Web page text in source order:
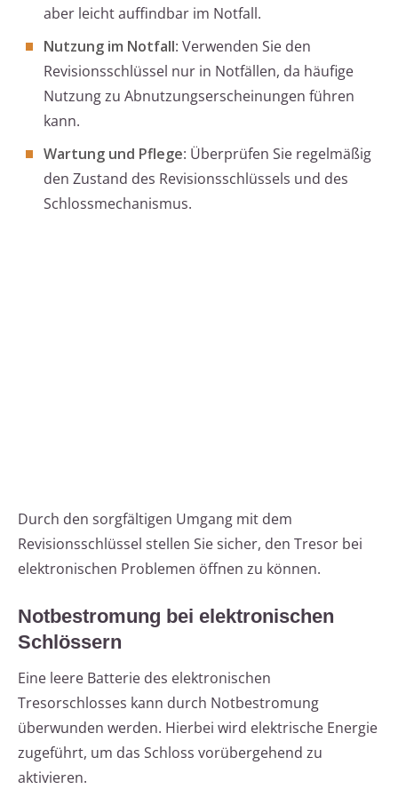
aber leicht auffindbar im Notfall.
Nutzung im Notfall: Verwenden Sie den
Revisionsschlüssel nur in Notfällen, da häufige
Nutzung zu Abnutzungserscheinungen führen
kann.
Wartung und Pflege: Überprüfen Sie regelmäßig
den Zustand des Revisionsschlüssels und des
Schlossmechanismus.
Durch den sorgfältigen Umgang mit dem
Revisionsschlüssel stellen Sie sicher, den Tresor bei
elektronischen Problemen öffnen zu können.
Notbestromung bei elektronischen
Schlössern
Eine leere Batterie des elektronischen
Tresorschlosses kann durch Notbestromung
überwunden werden. Hierbei wird elektrische Energie
zugeführt, um das Schloss vorübergehend zu
aktivieren.